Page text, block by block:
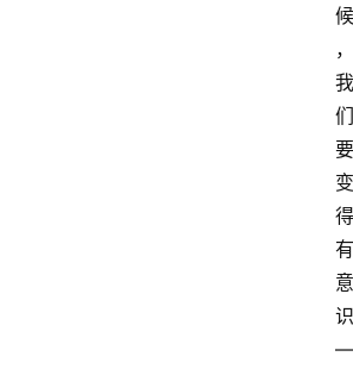
候
，
我
们
要
变
得
有
意
识
—